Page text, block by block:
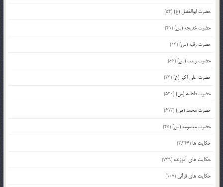
حضرت ابوالفضل (ع)(54)
حضرت خدیجه (س)(41)
حضرت رقیه (س)(13)
حضرت زینب (س)(66)
حضرت علی اکبر (ع)(23)
حضرت فاطمه (س)(530)
حضرت محمد (ص)(613)
حضرت معصومه (س)(45)
حکایت ها (2,244)
حکایت های آموزنده (749)
حکایت های قرآنی (107)